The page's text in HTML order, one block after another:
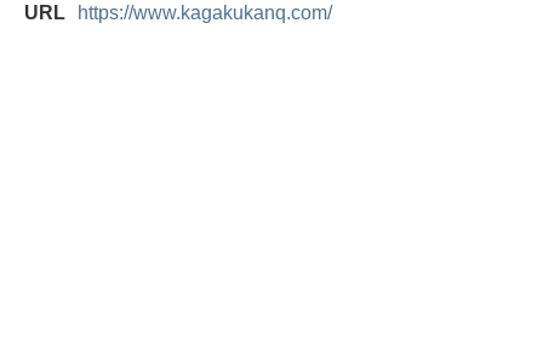
URL https://www.kagakukanq.com/